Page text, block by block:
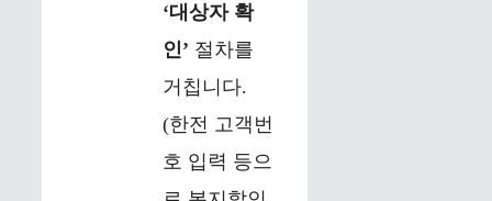
‘대상자 확
인’ 절차를
거칩니다.
(한전 고객번
호 입력 등으